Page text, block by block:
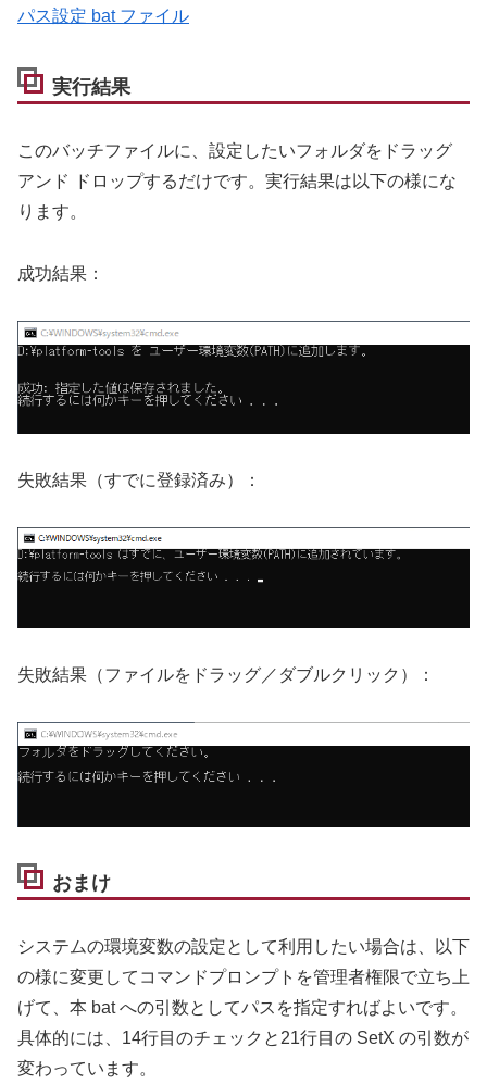
パス設定 bat ファイル
実行結果
このバッチファイルに、設定したいフォルダをドラッグ
アンド ドロップするだけです。実行結果は以下の様にな
ります。
成功結果：
失敗結果（すでに登録済み）：
失敗結果（ファイルをドラッグ／ダブルクリック）：
おまけ
システムの環境変数の設定として利用したい場合は、以下
の様に変更してコマンドプロンプトを管理者権限で立ち上
げて、本 bat への引数としてパスを指定すればよいです。
具体的には、14行目のチェックと21行目の SetX の引数が
変わっています。